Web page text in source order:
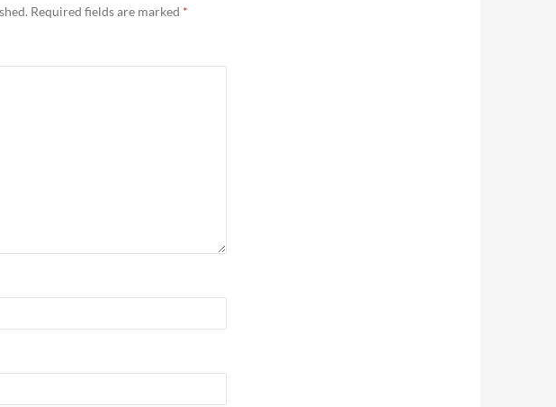
Required fields are marked *